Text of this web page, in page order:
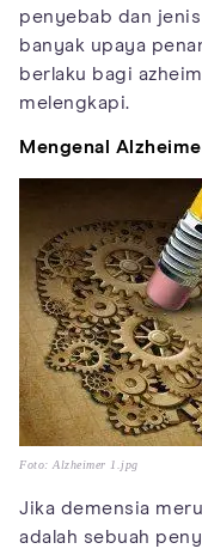
penyebab dan
banyak upaya
berlaku bagi
melengkapi.
Mengenal
Foto: Alzheimer 1.jpg
Jika demensia
adalah sebuah